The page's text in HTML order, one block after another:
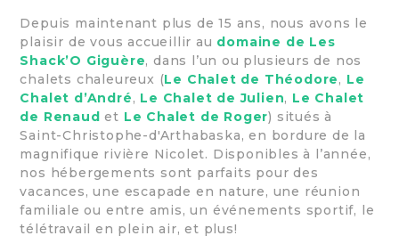
Depuis maintenant plus de 15 ans, nous avons le
plaisir de vous accueillir au domaine de Les
Shack’O Giguère, dans l’un ou plusieurs de nos
chalets chaleureux (Le Chalet de Théodore, Le
Chalet d’André, Le Chalet de Julien, Le Chalet
de Renaud et Le Chalet de Roger) situés à
Saint-Christophe-d'Arthabaska, en bordure de la
magnifique rivière Nicolet. Disponibles à l’année,
nos hébergements sont parfaits pour des
vacances, une escapade en nature, une réunion
familiale ou entre amis, un événements sportif, le
télétravail en plein air, et plus!